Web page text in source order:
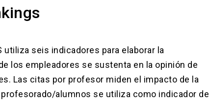
utiliza seis indicadores para elaborar la
los empleadores se sustenta en la opinión de
Las citas por profesor miden el impacto de la
alumnos se utiliza como indicador de